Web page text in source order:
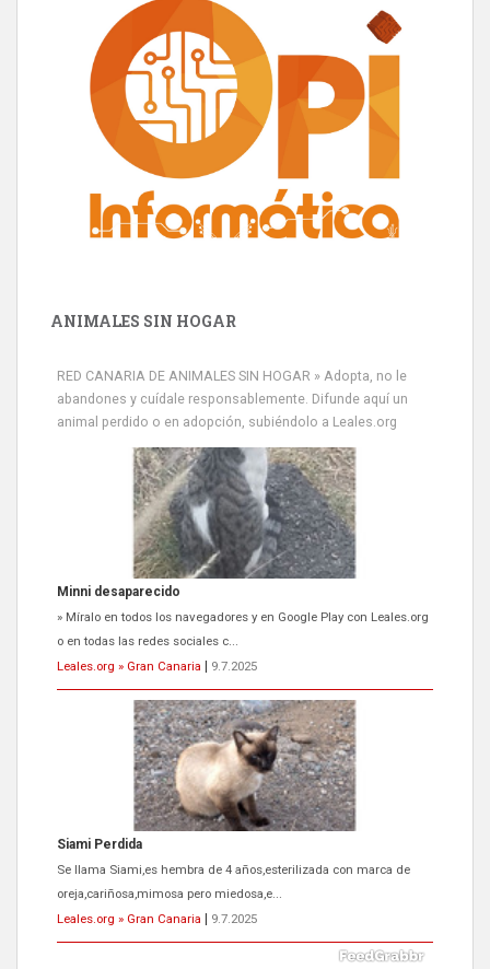
ANIMALES SIN HOGAR
RED CANARIA DE ANIMALES SIN HOGAR » Adopta, no le
abandones y cuídale responsablemente. Difunde aquí un
animal perdido o en adopción, subiéndolo a Leales.org
Minni desaparecido
» Míralo en todos los navegadores y en Google Play con Leales.org
o en todas las redes sociales c...
Leales.org » Gran Canaria
9.7.2025
Siami Perdida
Se llama Siami,es hembra de 4 años,esterilizada con marca de
oreja,cariñosa,mimosa pero miedosa,e...
Leales.org » Gran Canaria
9.7.2025